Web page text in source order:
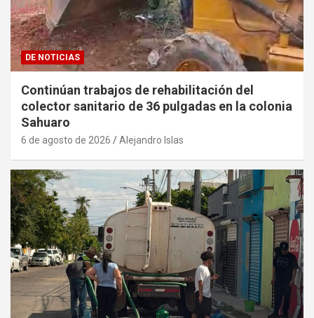
DE NOTICIAS
Continúan trabajos de rehabilitación del
colector sanitario de 36 pulgadas en la colonia
Sahuaro
6 de agosto de 2026 Alejandro Islas